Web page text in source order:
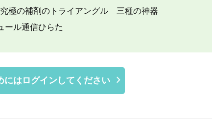
の補剤のトライアングル 三種の神器
ル通信ひらた
にはログインしてください